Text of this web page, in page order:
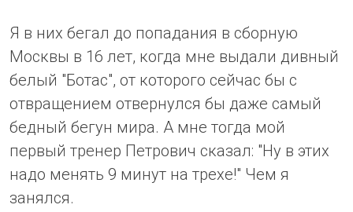
Я в них бегал до попадания в сборную
Москвы в 16 лет, когда мне выдали дивный
белый "Ботас", от которого сейчас бы с
отвращением отвернулся бы даже самый
бедный бегун мира. А мне тогда мой
первый тренер Петрович сказал: "Ну в этих
надо менять 9 минут на трехе!" Чем я
занялся.